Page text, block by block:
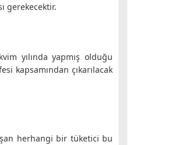
gerekecektir.
yılında yapmış olduğu
kapsamından çıkarılacak
herhangi bir tüketici bu